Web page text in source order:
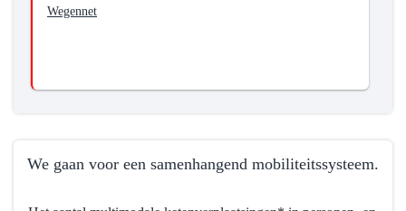
Wegennet
We gaan voor een samenhangend mobiliteitssysteem.